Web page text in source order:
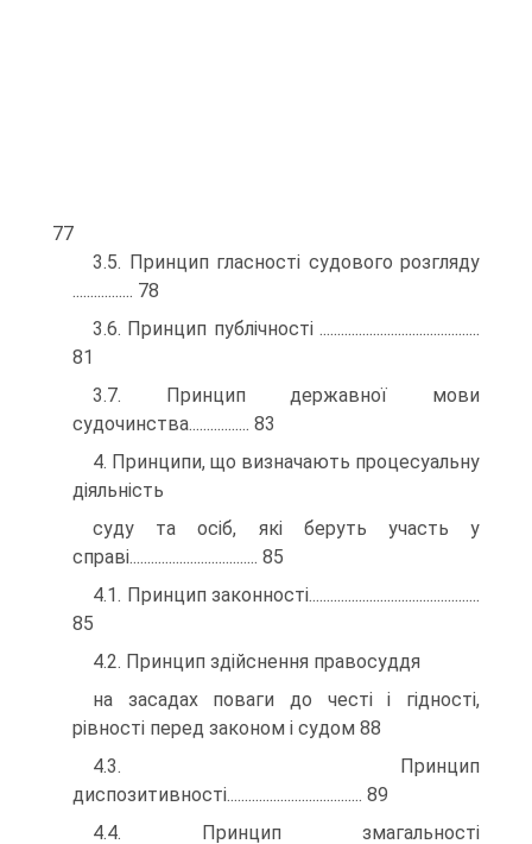
77
3.5. Принцип гласності судового розгляду
................. 78
3.6. Принцип публічності .............................................
81
3.7. Принцип державної мови
судочинства................. 83
4. Принципи, що визначають процесуальну
діяльність
суду та осіб, які беруть участь у
справі.................................... 85
4.1. Принцип законності................................................
85
4.2. Принцип здійснення правосуддя
на засадах поваги до честі і гідності,
рівності перед законом і судом 88
4.3. Принцип
диспозитивності...................................... 89
4.4. Принцип змагальності